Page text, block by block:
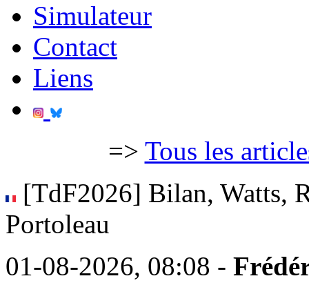
Simulateur
Contact
Liens
=> Tous les
[TdF2026] Bilan, Watts,
Portoleau
01-08-2026, 08:08 -